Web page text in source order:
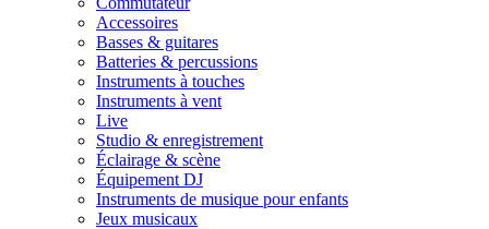
Accessoires
Basses & guitares
Batteries & percussions
Instruments à touches
Instruments à vent
Live
Studio & enregistrement
Éclairage & scène
Équipement DJ
Instruments de musique pour enfants
Jeux musicaux